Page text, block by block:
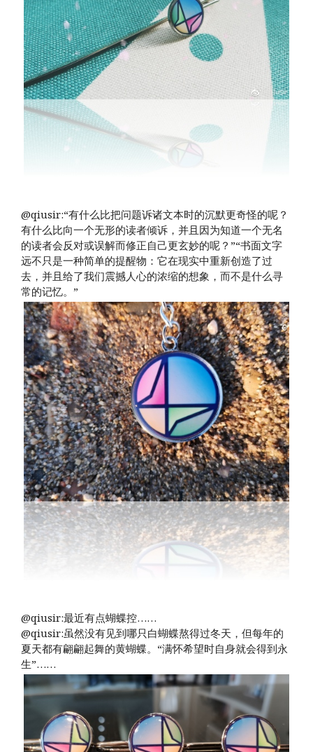
@qiusir:“有什么比把问题诉诸文本时的沉默更奇怪的呢？
有什么比向一个无形的读者倾诉，并且因为知道一个无名
的读者会反对或误解而修正自己更玄妙的呢？”“书面文字
远不只是一种简单的提醒物：它在现实中重新创造了过
去，并且给了我们震撼人心的浓缩的想象，而不是什么寻
常的记忆。” ​​
@qiusir:最近有点蝴蝶控…… ​​​​
@qiusir:虽然没有见到哪只白蝴蝶熬得过冬天，但每年的
夏天都有翩翩起舞的黄蝴蝶。“满怀希望时自身就会得到永
生”…… ​​​​